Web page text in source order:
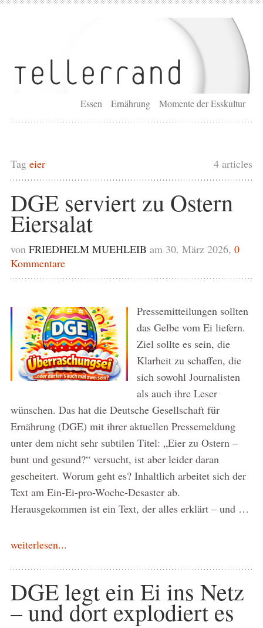
Essen Ernährung Momente der Esskultur
4 articles
Tag eier
DGE serviert zu Ostern
Eiersalat
von FRIEDHELM MUEHLEIB am 30. März 2026, 0
Kommentare
Pressemitteilungen sollten
das Gelbe vom Ei liefern.
Ziel sollte es sein, die
Klarheit zu schaffen, die
sich sowohl Journalisten
als auch ihre Leser
wünschen. Das hat die Deutsche Gesellschaft für
Ernährung (DGE) mit ihrer aktuellen Pressemeldung
unter dem nicht sehr subtilen Titel: „Eier zu Ostern –
bunt und gesund?“ versucht, ist aber leider daran
gescheitert. Worum geht es? Inhaltlich arbeitet sich der
Text am Ein-Ei-pro-Woche-Desaster ab.
Herausgekommen ist ein Text, der alles erklärt – und …
weiterlesen...
DGE legt ein Ei ins Netz
– und dort explodiert es